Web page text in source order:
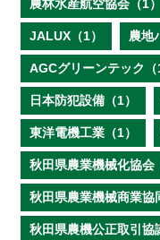
農林水産航空協会（1）
JALUX（1） 農地
AGCグリーンテック（
日本防犯設備（1）
東洋電機工業（1）
秋田県農業機械化協会
秋田県農業機械商業協
秋田県農機公正取引協